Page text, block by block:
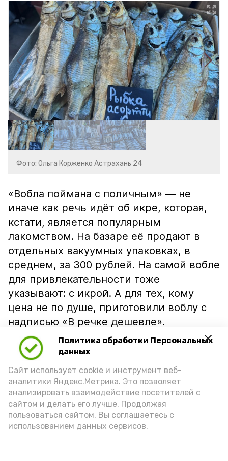
Политика обработки Персональных
данных
Сайт использует cookie и инструмент веб-
аналитики Яндекс.Метрика. Это позволяет
анализировать взаимодействие посетителей с
сайтом и делать его лучше. Продолжая
пользоваться сайтом, Вы соглашаетесь с
использованием данных сервисов.
Фото: Ольга Корженко Астрахань 24
«Вобла поймана с поличным» — не
иначе как речь идёт об икре, которая,
кстати, является популярным
лакомством. На базаре её продают в
отдельных вакуумных упаковках, в
среднем, за 300 рублей. На самой вобле
для привлекательности тоже
указывают: с икрой. А для тех, кому
цена не по душе, приготовили воблу с
надписью «В речке дешевле».